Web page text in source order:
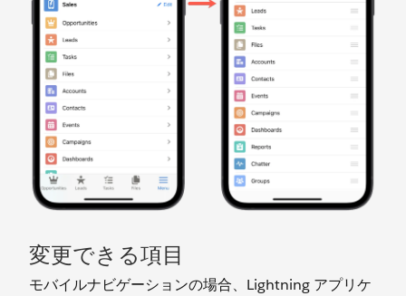
変更できる項目
モバイルナビゲーションの場合、Lightning アプリケ